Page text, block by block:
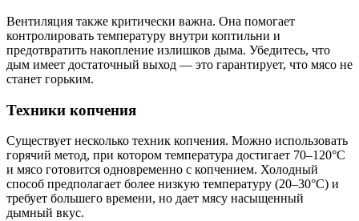
Вентиляция также критически важна. Она помогает
контролировать температуру внутри коптильни и
предотвратить накопление излишков дыма. Убедитесь, что
дым имеет достаточный выход — это гарантирует, что мясо не
станет горьким.
Техники копчения
Существует несколько техник копчения. Можно использовать
горячий метод, при котором температура достигает 70–120°C
и мясо готовится одновременно с копчением. Холодный
способ предполагает более низкую температуру (20–30°C) и
требует большего времени, но дает мясу насыщенный
дымный вкус.